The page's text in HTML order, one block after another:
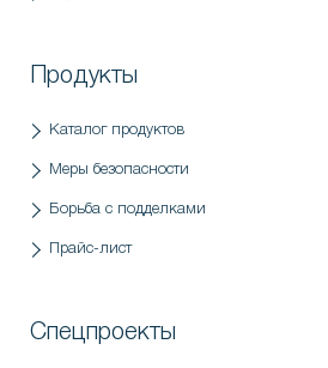
Продукты
Каталог продуктов
Меры безопасности
Борьба с подделками
Прайс-лист
Спецпроекты